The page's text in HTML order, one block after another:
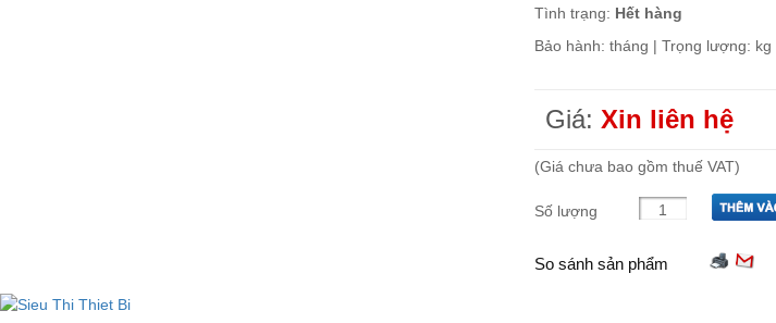
Tình trạng: Hết hàng
Bảo hành: tháng | Trọng lượng: kg
Giá: Xin liên hệ
(Giá chưa bao gồm thuế VAT)
Số lượng
So sánh sản phẩm